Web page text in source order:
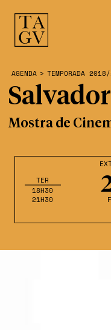
TER
18H30
21H30
AGENDA > TEMPORADA
Mostra de